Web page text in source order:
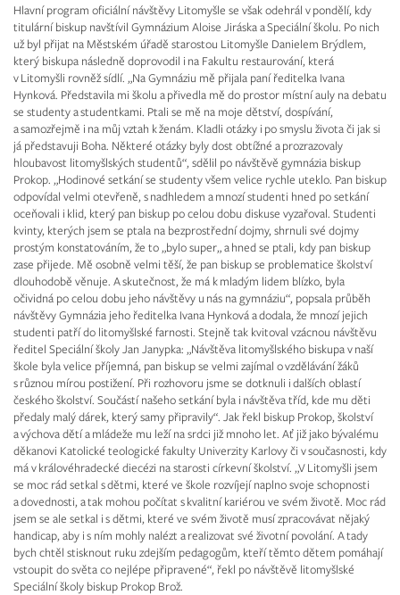
Hlavní program oficiální návštěvy Litomyšle se však odehrál v pondělí, kdy
titulární biskup navštívil Gymnázium Aloise Jiráska a Speciální školu. Po nich
už byl přijat na Městském úřadě starostou Litomyšle Danielem Brýdlem,
který biskupa následně doprovodil i na Fakultu restaurování, která
v Litomyšli rovněž sídlí. „Na Gymnáziu mě přijala paní ředitelka Ivana
Hynková. Představila mi školu a přivedla mě do prostor místní auly na debatu
se studenty a studentkami. Ptali se mě na moje dětství, dospívání,
a samozřejmě i na můj vztah k ženám. Kladli otázky i po smyslu života či jak si
já představuji Boha. Některé otázky byly dost obtížné a prozrazovaly
hloubavost litomyšlských studentů“, sdělil po návštěvě gymnázia biskup
Prokop. „Hodinové setkání se studenty všem velice rychle uteklo. Pan biskup
odpovídal velmi otevřeně, s nadhledem a mnozí studenti hned po setkání
oceňovali i klid, který pan biskup po celou dobu diskuse vyzařoval. Studenti
kvinty, kterých jsem se ptala na bezprostřední dojmy, shrnuli své dojmy
prostým konstatováním, že to „bylo super„ a hned se ptali, kdy pan biskup
zase přijede. Mě osobně velmi těší, že pan biskup se problematice školství
dlouhodobě věnuje. A skutečnost, že má k mladým lidem blízko, byla
očividná po celou dobu jeho návštěvy u nás na gymnáziu“, popsala průběh
návštěvy Gymnázia jeho ředitelka Ivana Hynková a dodala, že mnozí jejich
studenti patří do litomyšlské farnosti. Stejně tak kvitoval vzácnou návštěvu
ředitel Speciální školy Jan Janypka: „Návštěva litomyšlského biskupa v naší
škole byla velice příjemná, pan biskup se velmi zajímal o vzdělávání žáků
s různou mírou postižení. Při rozhovoru jsme se dotknuli i dalších oblastí
českého školství. Součástí našeho setkání byla i návštěva tříd, kde mu děti
předaly malý dárek, který samy připravily“. Jak řekl biskup Prokop, školství
a výchova dětí a mládeže mu leží na srdci již mnoho let. Ať již jako bývalému
děkanovi Katolické teologické fakulty Univerzity Karlovy či v současnosti, kdy
má v královéhradecké diecézi na starosti církevní školství. „V Litomyšli jsem
se moc rád setkal s dětmi, které ve škole rozvíjejí naplno svoje schopnosti
a dovednosti, a tak mohou počítat s kvalitní kariérou ve svém životě. Moc rád
jsem se ale setkal i s dětmi, které ve svém životě musí zpracovávat nějaký
handicap, aby i s ním mohly nalézt a realizovat své životní povolání. A tady
bych chtěl stisknout ruku zdejším pedagogům, kteří těmto dětem pomáhají
vstoupit do světa co nejlépe připravené“, řekl po návštěvě litomyšlské
Speciální školy biskup Prokop Brož.